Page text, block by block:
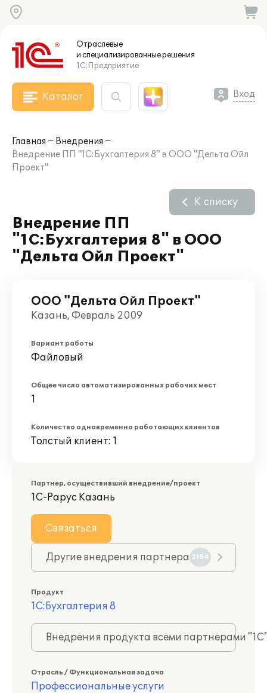
Отраслевые
и специализированныерешения
1С:Предприятие
Каталог Вход
Главная
Внедрения
Внедрение ПП "1С:Бухгалтерия 8" в ООО "Дельта Ойл
Проект"
Внедрение ПП
"1С:Бухгалтерия 8" в ООО
"Дельта Ойл Проект"
К списку
ООО "Дельта Ойл Проект"
Казань, Февраль 2009
Вариант работы
Файловый
Общее число автоматизированных рабочих мест
1
Количество одновременно работающих клиентов
Толстый клиент: 1
Партнер, осуществивший внедрение/проект
1С-Рарус Казань
Связаться
Другие внедрения партнера 2184
Продукт
1С:Бухгалтерия 8
Внедрения продукта всеми партнерами
Отрасль / Функциональная задача
Профессиональные услуги